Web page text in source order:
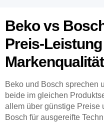
Beko vs
Preis-
Markenqualität
Beko und Bosch sprechen
beide im gleichen
allem über günstige Preise
Bosch für ausgereifte